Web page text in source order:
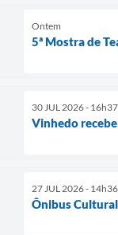
Ontem
5ª Mostra de
30 JUL 2026 - 16h37
Vinhedo
27 JUL 2026 - 14h36
Ônibus Cultural